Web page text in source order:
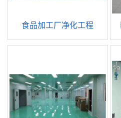
食品加工厂净化工程